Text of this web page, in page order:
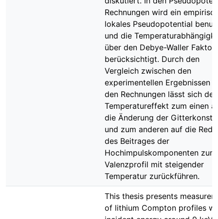
Rechnungen wird ein
lokales Pseudopotential
und die
über den Debye-Waller Faktor
berücksichtigt. Durch den
Vergleich zwischen den
experimentellen Ergebnissen
den Rechnungen lässt sich der
Temperatureffekt zum einen
die Änderung der
und zum anderen auf die
des Beitrages der
Hochimpulskomponenten zum
Valenzprofil mit steigender
Temperatur zurückführen.
This thesis presents
of lithium Compton profiles